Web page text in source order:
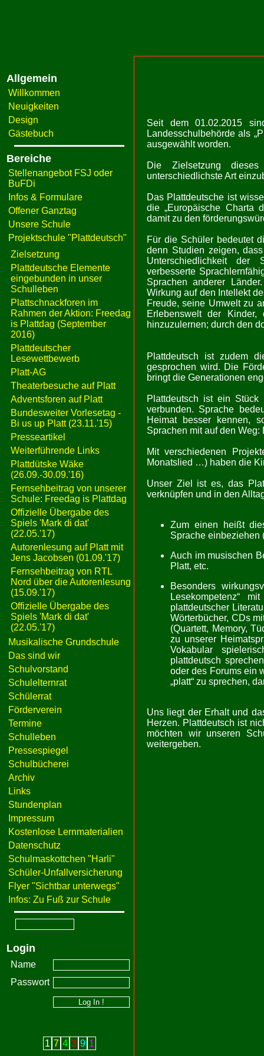
Allgemein
Willkommen
Neuigkeiten
Design
Gästebuch
Bereiche
Stellenangebot FSJ oder
BuFDi
Infos & Formulare
Offener Ganztag
Unsere Schule
Projektschule "Plattdeutsch"
Zielsetzung
Plattdeutsche Elemente
eingebunden in unser
Schulleben
Plattschnackforen im
Rahmen der Aktion: Freedag
is Plattdag (September
2016)
Plattdeutscher
Lesewettbewerb
Platt-AG
Theaterbesuche auf Platt
Adventsforen auf Platt
Bundesweiter Vorlesetag -
Bi us up Platt (23.11.'15)
Presseartikel
Weiterführende Links
Plattdütske Wäke
(26.09.-30.09.'16)
Fernsehbeitrag von unserer
Schule: Freedag is Plattdag
Offizielle Übergabe des
Spiels 'Mark di dat'
(22.05.'17)
Autorenlesung auf Platt mit
Jens Jacobsen (01.09.'17)
Fernsehbeitrag von RTL
Nord über die Autorenlesung
(15.09.'17)
Offizielle Übergabe des
Spiels 'Mark di dat'
(22.05.'17)
Musikalische Grundschule
Das sind wir
Schulvorstand
Schulelternrat
Schülerrat
Förderverein
Termine
Schulleben
Pressespiegel
Schulbücherei
Archiv
Links
Stundenplan
Impressum
Kostenlose Lernmaterialien
Datenschutz
Schulmaskottchen "Harli"
Schüler-Unfallversicherung
Flyer "Sichtbar unterwegs"
Infos: Zu Fuß zur Schule
Login
Name
Passwort
1 7 4 3 9 1
Seit dem 01.02.2015
Landesschulbehörde als
ausgewählt worden.
Die Zielsetzung
unterschiedlichste Art
Das Plattdeutsche ist
die „Europäische Charta
damit zu den
Für die Schüler bedeutet
denn Studien zeigen,
Unterschiedlichkeit der
verbesserte
Sprachen anderer
Wirkung auf den Intellekt
Freude, seine Umwelt zu
Erlebenswelt der
hinzuzulernen; durch den
Plattdeutsch ist zudem
gesprochen wird. Die
bringt die Generationen
Plattdeutsch ist ein
verbunden. Sprache
Heimat besser kennen,
Sprachen mit auf den
Mit verschiedenen
Monatslied …) haben die
Unser Ziel ist es, das
verknüpfen und in den
Zum einen heißt
Sprache einbeziehen
Auch im musischen
Platt, etc.
Besonders
Lesekompetenz“
plattdeutscher
Wörterbücher, CDs
(Quartett, Memory,
zu unserer
Vokabular
plattdeutsch
oder des Forums ein
„platt“ zu sprechen,
Uns liegt der Erhalt und
Herzen. Plattdeutsch ist
möchten wir unseren
weitergeben.